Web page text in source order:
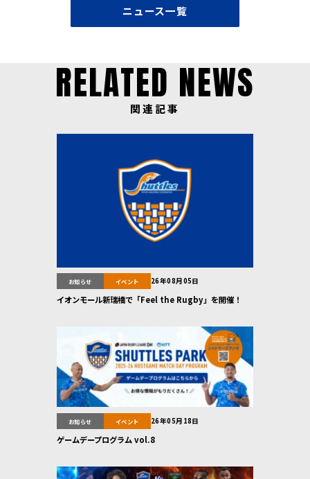
ニュース一覧
RELATED NEWS
関連記事
お知らせ イベント 26年08月05日
イオンモール新瑞橋で「Feel the Rugby」を開催！
お知らせ イベント 26年05月18日
ゲームデープログラム vol.8